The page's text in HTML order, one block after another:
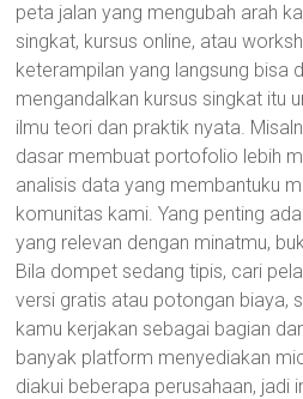
peta jalan yang mengubah arah
singkat, kursus online, atau
keterampilan yang langsung bisa
mengandalkan kursus singkat itu
ilmu teori dan praktik nyata.
dasar membuat portofolio lebih
analisis data yang membantuku
komunitas kami. Yang penting
yang relevan dengan minatmu,
Bila dompet sedang tipis, cari
versi gratis atau potongan biaya,
kamu kerjakan sebagai bagian
banyak platform menyediakan
diakui beberapa perusahaan, jadi